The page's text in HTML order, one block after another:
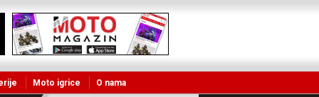
Moto igrice O nama